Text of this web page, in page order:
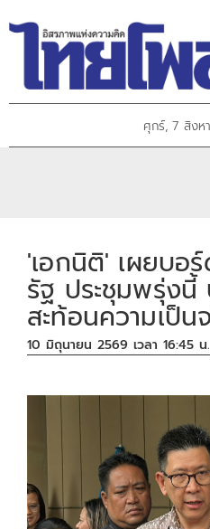
ศุกร์, 7 สิงห
'เอกนิติ' เผยบอ
รัฐ ประชุมพรุ่งนี้
สะท้อนความเป็น
10 มิถุนายน 2569 เวลา 16:45 น.